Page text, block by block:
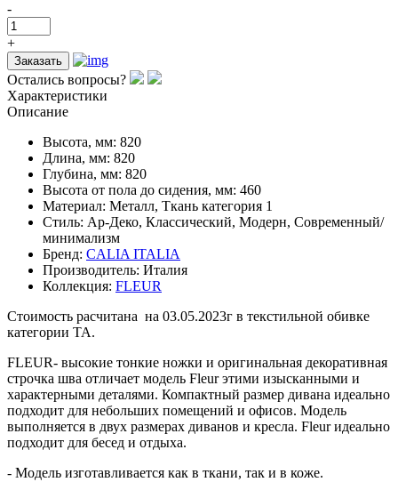
-
+
Заказать
Остались вопросы?
Характеристики
Описание
Высота, мм: 820
Длина, мм: 820
Глубина, мм: 820
Высота от пола до сидения, мм: 460
Материал: Металл, Ткань категория 1
Стиль: Ар-Деко, Классический, Модерн, Современный/
минимализм
Бренд: CALIA ITALIA
Производитель: Италия
Коллекция: FLEUR
Стоимость расчитана на 03.05.2023г в текстильной обивке
категории ТА.
FLEUR- высокие тонкие ножки и оригинальная декоративная
строчка шва отличает модель Fleur этими изысканными и
характерными деталями. Компактный размер дивана идеально
подходит для небольших помещений и офисов. Модель
выполняется в двух размерах диванов и кресла. Fleur идеально
подходит для бесед и отдыха.
- Модель изготавливается как в ткани, так и в коже.